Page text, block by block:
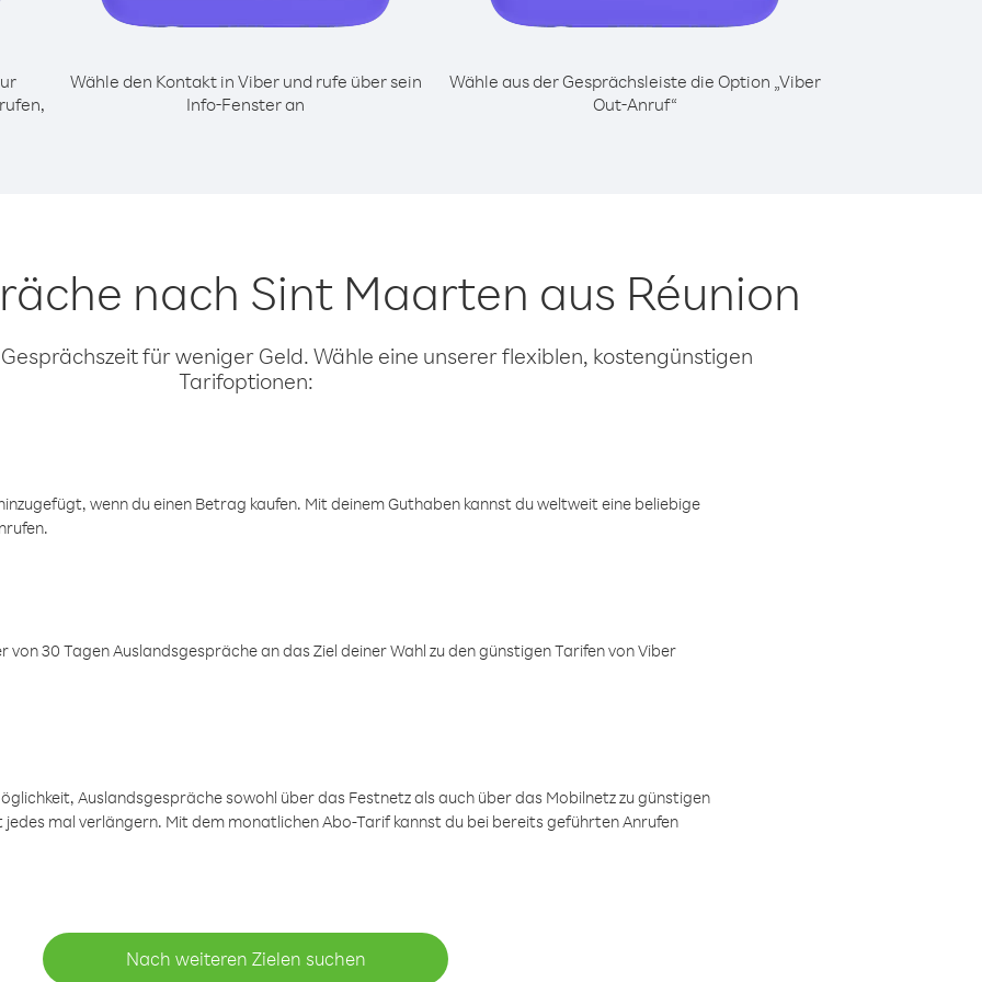
Wähle den Kontakt in Viber und rufe über sein
Info-Fenster an
Wähle aus der Gesprächsleiste die Option „Viber
Out-Anruf“
nach Sint Maarten aus Réunion
für weniger Geld. Wähle eine unserer flexiblen, kostengünstigen
Tarifoptionen:
wenn du einen Betrag kaufen. Mit deinem Guthaben kannst du weltweit eine beliebige
30 Tagen Auslandsgespräche an das Ziel deiner Wahl zu den günstigen Tarifen von Viber
Auslandsgespräche sowohl über das Festnetz als auch über das Mobilnetz zu günstigen
mal verlängern. Mit dem monatlichen Abo-Tarif kannst du bei bereits geführten Anrufen
Nach weiteren Zielen suchen